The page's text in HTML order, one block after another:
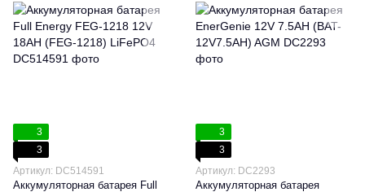
3
3
Артикул: DC514591
Аккумуляторная батарея Full
3
3
Артикул: DC2293
Аккумуляторная батарея